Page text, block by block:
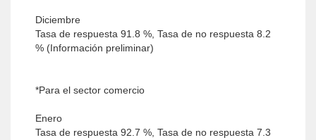
Diciembre
Tasa de respuesta 91.8 %, Tasa de no respuesta 8.2
% (Información preliminar)
*Para el sector comercio
Enero
Tasa de respuesta 92.7 %, Tasa de no respuesta 7.3